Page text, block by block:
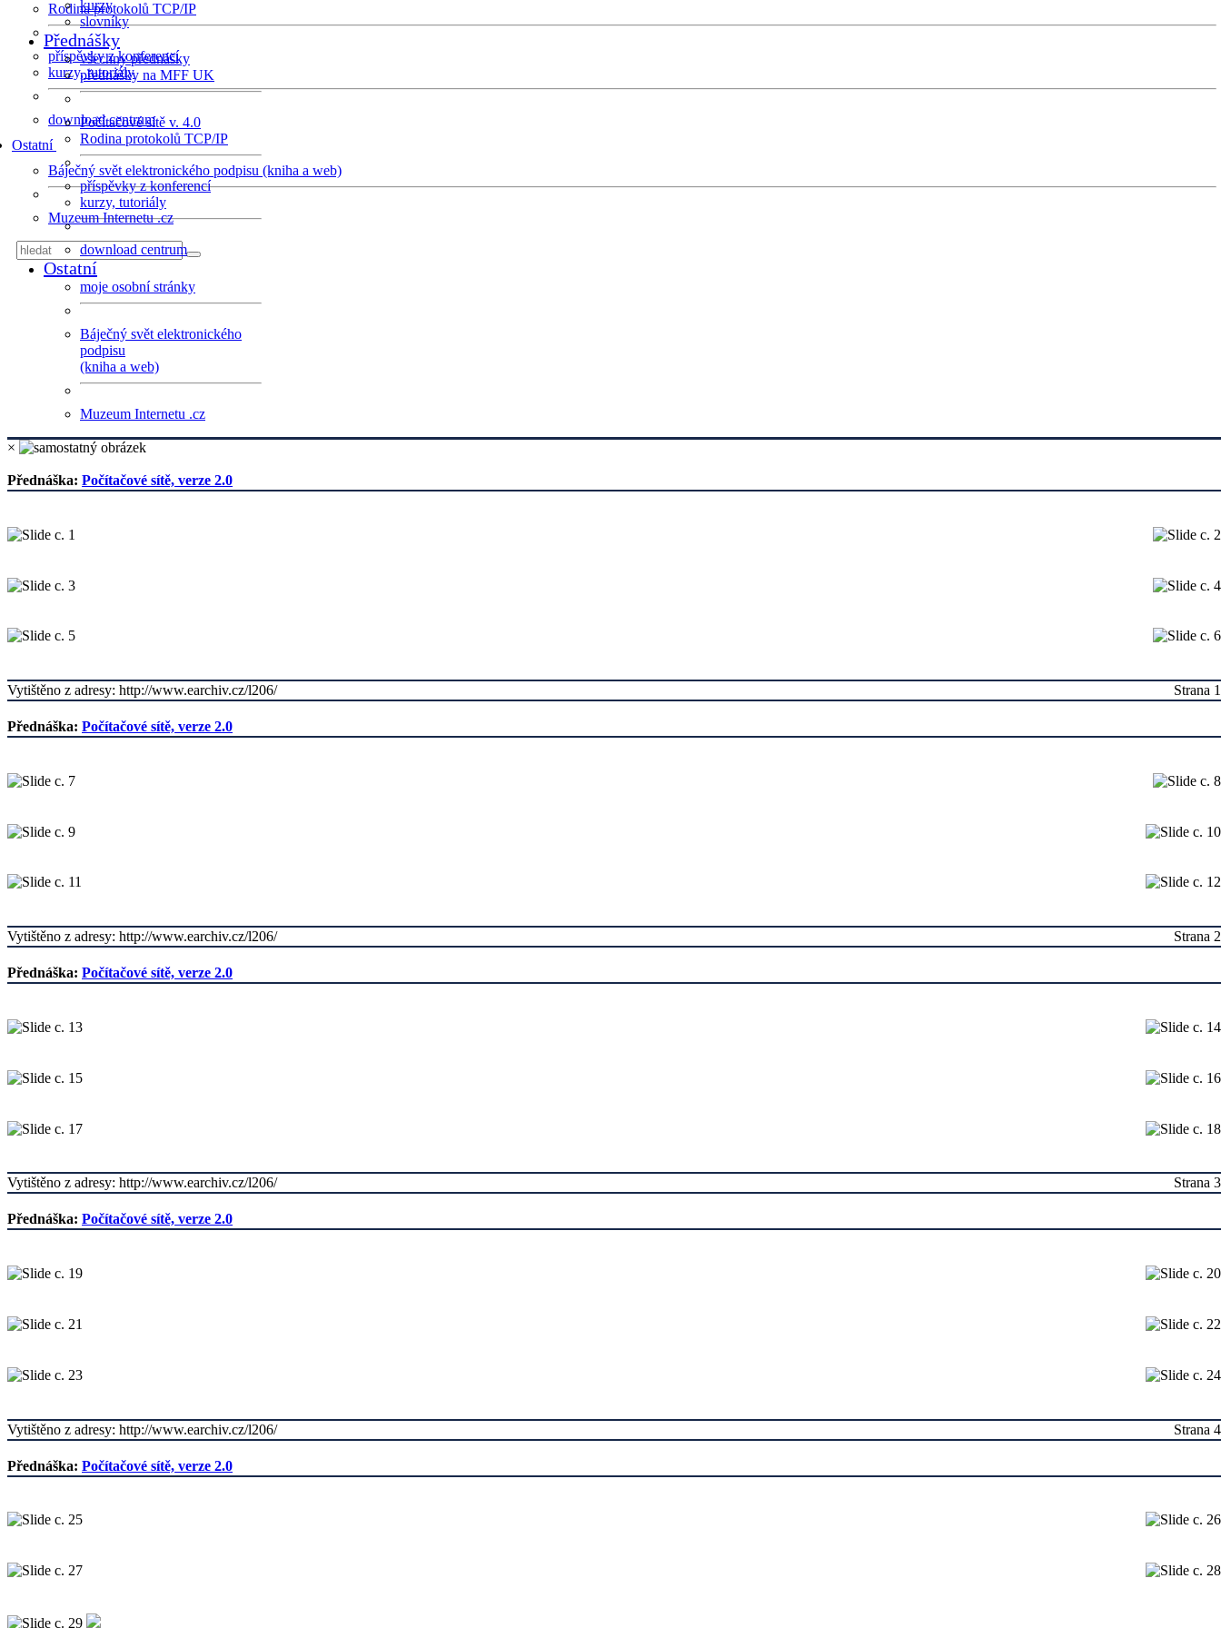
Rodina protokolů TCP/IP
příspěvky z konferencí
kurzy, tutoriály
download centrum
Ostatní
Báječný svět elektronického podpisu (kniha a web)
Muzeum Internetu .cz
kurzy
slovníky
Přednášky
všechny přednášky
přednášky na MFF UK
Počítačové sítě v. 4.0
Rodina protokolů TCP/IP
příspěvky z konferencí
kurzy, tutoriály
download centrum
Ostatní
moje osobní stránky
Báječný svět elektronického
podpisu
(kniha a web)
Muzeum Internetu .cz
×
Přednáška: Počítačové sítě, verze 2.0
Strana 1
Vytištěno z adresy: http://www.earchiv.cz/l206/
Přednáška: Počítačové sítě, verze 2.0
Strana 2
Vytištěno z adresy: http://www.earchiv.cz/l206/
Přednáška: Počítačové sítě, verze 2.0
Strana 3
Vytištěno z adresy: http://www.earchiv.cz/l206/
Přednáška: Počítačové sítě, verze 2.0
Strana 4
Vytištěno z adresy: http://www.earchiv.cz/l206/
Přednáška: Počítačové sítě, verze 2.0